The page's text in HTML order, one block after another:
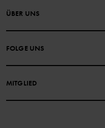
NIMM KONTAKT ZU UNS AUF
HÄUFIG GESTELLTE FRAGEN
DATENSCHUTZRICHTLINIE
ÜBER UNS
FOLGE UNS
MITGLIED